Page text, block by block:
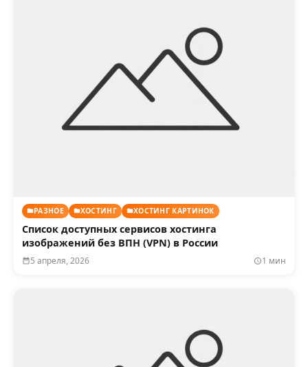
РАЗНОЕ ХОСТИНГ ХОСТИНГ КАРТИНОК
Список доступных сервисов хостинга
изображений без ВПН (VPN) в России
5 апреля, 2026 1 мин